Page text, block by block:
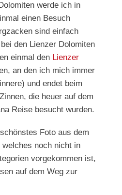
werde ich in
einen Besuch
sind einfach
den Lienzer Dolomiten
einmal den Lienzer
an den ich mich immer
und endet beim
die heuer auf dem
Reise besucht wurden.
Foto aus dem
welches noch nicht in
vorgekommen ist,
auf dem Weg zur